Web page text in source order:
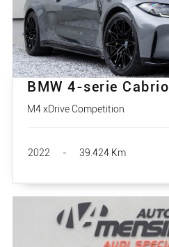
BMW 4-serie Cabrio
M4 xDrive Competition
2022 - 39.424 Km